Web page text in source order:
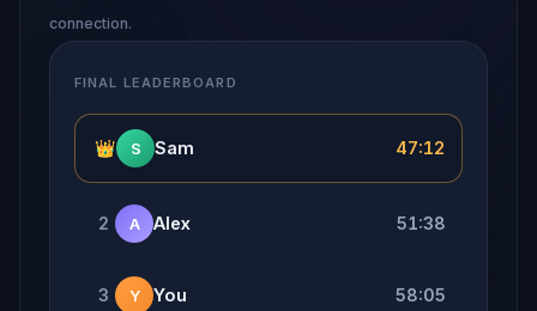
connection.
FINAL LEADERBOARD
👑 S Sam 47:12
2 A Alex 51:38
3 Y You 58:05